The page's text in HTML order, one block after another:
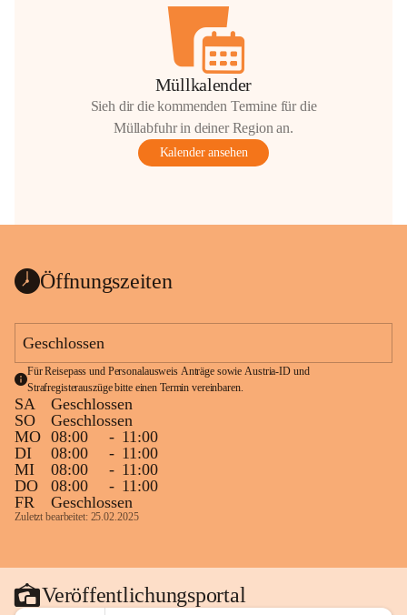
Müllkalender
Sieh dir die kommenden Termine für die
Müllabfuhr in deiner Region an.
Kalender ansehen
Öffnungszeiten
Geschlossen
Für Reisepass und Personalausweis Anträge sowie Austria-ID und
Strafregisterauszüge bitte einen Termin vereinbaren.
SA
Geschlossen
SO
Geschlossen
MO 08:00 - 11:00
DI
08:00 - 11:00
MI
08:00 - 11:00
DO
08:00 - 11:00
FR
Geschlossen
Zuletzt bearbeitet: 25.02.2025
Veröffentlichungsportal